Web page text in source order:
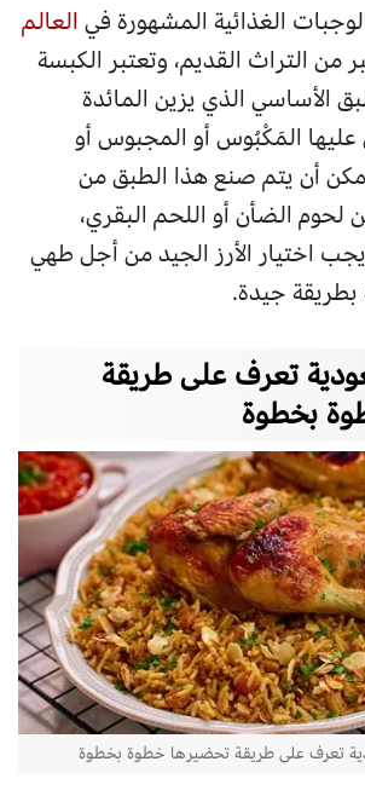
الغذائية المشهورة فيالعالم
من التراث القديم، وتعتبر الكبسة
الأساسي الذي يزين المائدة
عليها المَكْبُوس أو المجبوس أو
أن يتم صنع هذا الطبق من
لحوم الضأن أو اللحم البقري،
اختيار الأرز الجيد من أجل طهي
بطريقة جيدة.
تعرف على طريقة
بخطوة
تعرف على طريقة تحضيرها خطوة بخطوة